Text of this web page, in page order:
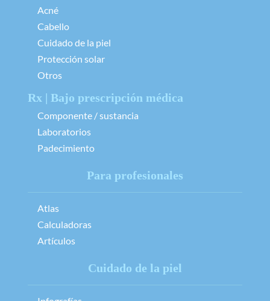
Acné
Cabello
Cuidado de la piel
Protección solar
Otros
Rx | Bajo prescripción médica
Componente / sustancia
Laboratorios
Padecimiento
Para profesionales
Atlas
Calculadoras
Artículos
Cuidado de la piel